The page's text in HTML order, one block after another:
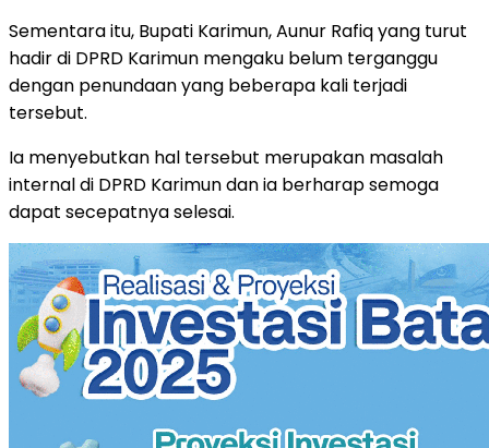
Sementara itu, Bupati Karimun, Aunur Rafiq yang turut
hadir di DPRD Karimun mengaku belum terganggu
dengan penundaan yang beberapa kali terjadi
tersebut.
Ia menyebutkan hal tersebut merupakan masalah
internal di DPRD Karimun dan ia berharap semoga
dapat secepatnya selesai.